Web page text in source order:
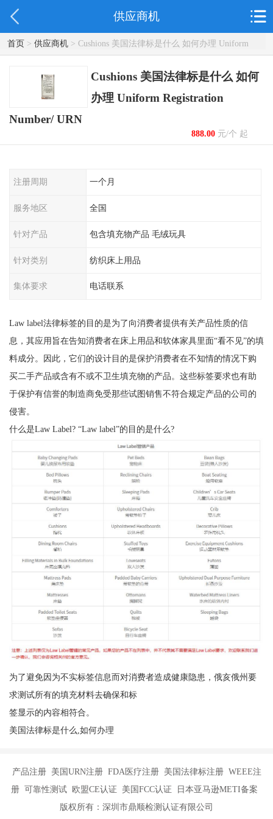
供应商机
首页> 供应商机> Cushions 美国法律标是什么 如何办理 Uniform
Registration Number/ URN
Cushions 美国法律标是什么 如何
办理 Uniform Registration
Number/ URN
888.00元/个 起
注册周期 一个月
服务地区 全国
针对产品 包含填充物产品 毛绒玩具
针对类别 纺织床上用品
集体要求 电话联系
Law label法律标签的目的是为了向消费者提供有关产品性质的信
息，其应用旨在告知消费者在床上用品和软体家具里面“看不见”的填
料成分。因此，它们的设计目的是保护消费者在不知情的情况下购
买二手产品或含有不或不卫生填充物的产品。这些标签要求也有助
于保护有信誉的制造商免受那些试图销售不符合规定产品的公司的
侵害。
什么是Law Label? “Law label”的目的是什么?
为了避免因为不实标签信息而对消费者造成健康隐患，俄亥俄州要
求测试所有的填充材料去确保和标
签显示的内容相符合。
美国法律标是什么,如何办理
产品注册 美国URN注册 FDA医疗注册 美国法律标注册 WEEE注
册 可靠性测试 欧盟CE认证 美国FCC认证 日本亚马逊METI备案
版权所有：深圳市鼎顺检测认证有限公司